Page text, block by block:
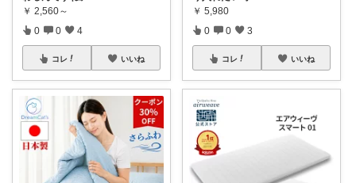
￥ 2,560～
0 0 4
コレ いいね
￥ 5,980
0 0 3
コレ いいね